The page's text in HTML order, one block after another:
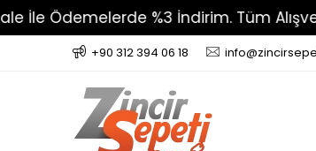
%3 İndirim. Tüm
+90 312 394 06 18